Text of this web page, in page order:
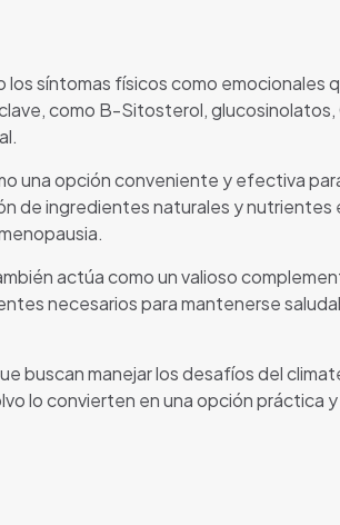
síntomas físicos como emocionales
como B-Sitosterol,
una opción conveniente y efectiva
de ingredientes naturales y
actúa como un valioso
necesarios para mantenerse
buscan manejar los desafíos del
lo convierten en una opción práctica